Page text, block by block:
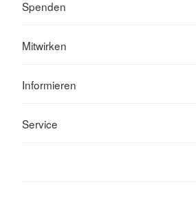
Spenden
Mitwirken
Informieren
Service